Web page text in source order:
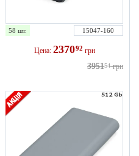
58 шт. 15047-160
Цена: 237092 грн
395154 грн